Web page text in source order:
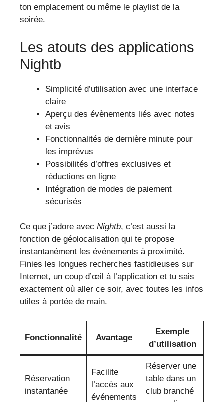
ton emplacement ou même le playlist de la
soirée.
Les atouts des applications
Nightb
Simplicité d’utilisation avec une interface
claire
Aperçu des évènements liés avec notes
et avis
Fonctionnalités de dernière minute pour
les imprévus
Possibilités d’offres exclusives et
réductions en ligne
Intégration de modes de paiement
sécurisés
Ce que j’adore avec Nightb, c’est aussi la
fonction de géolocalisation qui te propose
instantanément les événements à proximité.
Finies les longues recherches fastidieuses sur
Internet, un coup d’œil à l’application et tu sais
exactement où aller ce soir, avec toutes les infos
utiles à portée de main.
Fonctionnalité Avantage
Exemple
d’utilisation
Réservation
instantanée
Facilite
l’accès aux
événements
Réserver une
table dans un
club branché